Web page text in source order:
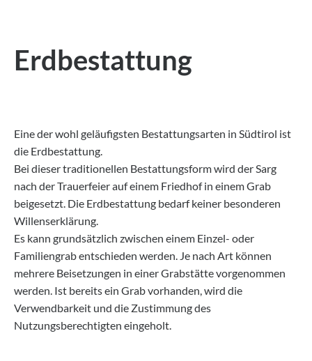
Erdbestattung
Eine der wohl geläufigsten Bestattungsarten in Südtirol ist
die Erdbestattung.
Bei dieser traditionellen Bestattungsform wird der Sarg
nach der Trauerfeier auf einem Friedhof in einem Grab
beigesetzt. Die Erdbestattung bedarf keiner besonderen
Willenserklärung.
Es kann grundsätzlich zwischen einem Einzel- oder
Familiengrab entschieden werden. Je nach Art können
mehrere Beisetzungen in einer Grabstätte vorgenommen
werden. Ist bereits ein Grab vorhanden, wird die
Verwendbarkeit und die Zustimmung des
Nutzungsberechtigten eingeholt.